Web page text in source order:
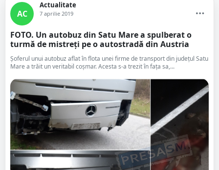
AC
Actualitate
7 aprilie 2019
FOTO. Un autobuz din Satu Mare a spulberat o
turmă de mistreți pe o autostradă din Austria
Șoferul unui autobuz aflat în flota unei firme de transport din județul Satu
Mare a trăit un veritabil coșmar. Acesta s-a trezit în fața sa,...